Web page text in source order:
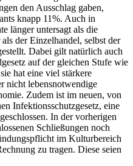
den Ausschlag gaben,
knapp 11%. Auch in
länger untersagt als die
der Einzelhandel, selbst der
Dabei gilt natürlich auch
auf der gleichen Stufe wie
hat eine viel stärkere
nicht lebensnotwendige
Zudem ist im neuen, von
Infektionsschutzgesetz, eine
In der vorherigen
Schließungen noch
im Kulturbereich
zu tragen. Diese seien